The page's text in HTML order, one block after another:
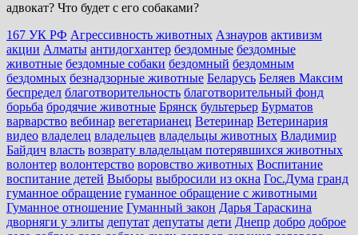
адвокат? Что будет с его собаками?
167 УК РФ Агрессивность животных Азнауров активизм
акции Алматы антидогхантер бездомные бездомные
животные бездомные собаки бездомный бездомным
бездомных безнадзорные животные Беларусь Беляев Максим
беспредел благотворительность благотворительный фонд
борьба бродячие животные Брянск бультерьер Бурматов
варварство вебинар вегетарианец Ветеринар Ветеринария
видео владелец владельцев владельцы животных Владимир
Байдич власть возврату владельцам потерявшихся животных
волонтер волонтерство воровство животных Воспитание
воспитание детей Выборы выбросили из окна Гос.Дума гранд
гуманное обращение гуманное обращение с животными
Гуманное отношение Гуманный закон Дарья Тараскина
дворняги у элиты депутат депутаты дети Днепр добро доброе